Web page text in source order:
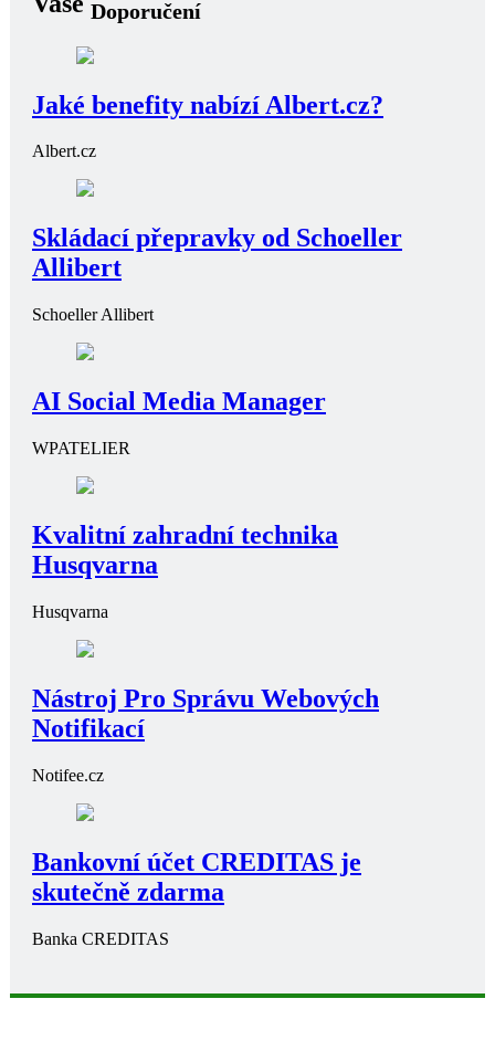
Doporučení
Jaké benefity nabízí Albert.cz?
Albert.cz
Skládací přepravky od Schoeller
Allibert
Schoeller Allibert
AI Social Media Manager
WPATELIER
Kvalitní zahradní technika
Husqvarna
Husqvarna
Nástroj Pro Správu Webových
Notifikací
Notifee.cz
Bankovní účet CREDITAS je
skutečně zdarma
Banka CREDITAS